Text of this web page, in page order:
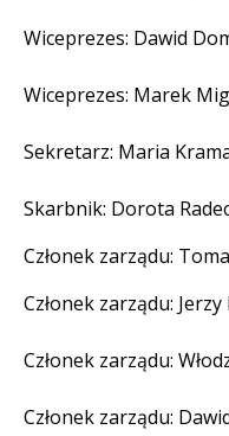
Wiceprezes: Dawid
Wiceprezes: Marek
Sekretarz: Maria
Skarbnik: Dorota
Członek zarządu:
Członek zarządu:
Członek zarządu:
Członek zarządu: